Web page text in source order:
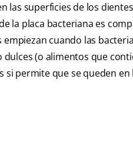
las superficies de los
la placa bacteriana es
cuando las
(o alimentos que
permite que se queden